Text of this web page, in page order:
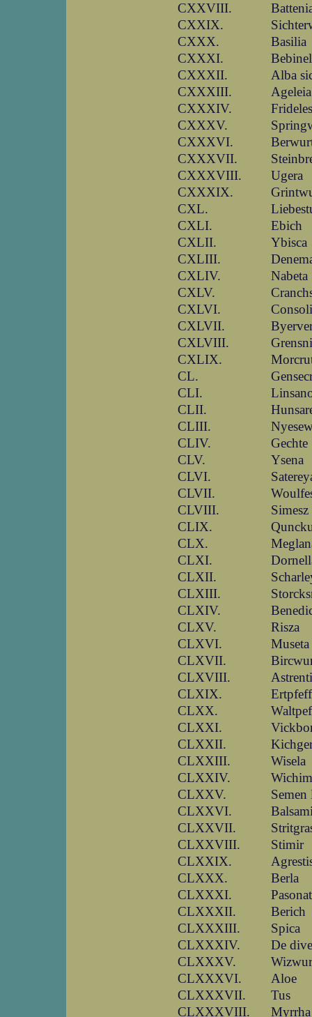
CXXVIII.
CXXIX.
CXXX.
Basilia
CXXXI.
CXXXII.
Alba
CXXXIII.
Ageleia
CXXXIV.
CXXXV.
CXXXVI.
CXXXVII.
CXXXVIII.
Ugera
CXXXIX.
CXL.
CXLI.
Ebich
CXLII.
Ybisca
CXLIII.
CXLIV.
Nabeta
CXLV.
CXLVI.
CXLVII.
CXLVIII.
CXLIX.
CL.
CLI.
CLII.
CLIII.
CLIV.
Gechte
CLV.
Ysena
CLVI.
CLVII.
CLVIII.
Simesz
CLIX.
CLX.
CLXI.
CLXII.
CLXIII.
CLXIV.
CLXV.
Risza
CLXVI.
Museta
CLXVII.
CLXVIII.
CLXIX.
CLXX.
CLXXI.
CLXXII.
CLXXIII.
Wisela
CLXXIV.
Wichim
CLXXV.
CLXXVI.
CLXXVII.
CLXXVIII.
Stimir
CLXXIX.
CLXXX.
Berla
CLXXXI.
CLXXXII.
Berich
CLXXXIII.
Spica
CLXXXIV.
De
CLXXXV.
CLXXXVI.
Aloe
CLXXXVII.
Tus
CLXXXVIII.
Myrrha